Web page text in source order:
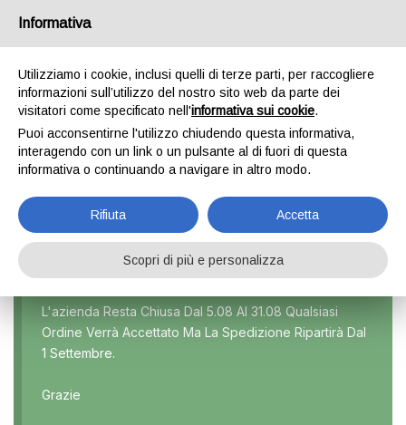
TUAREG
Home Prodotto Modello Tuareg
Marca
Modello
L'azienda Resta Chiusa Dal 5.08 Al 31.08 Qualsiasi
Ordine Verrà Accettato Ma La Spedizione Ripartirà Dal
1 Settembre.
Grazie
Informativa
Utilizziamo i cookie, inclusi quelli di terze parti, per raccogliere
informazioni sull’utilizzo del nostro sito web da parte dei
visitatori come specificato nell'informativa sui cookie.
Puoi acconsentirne l'utilizzo chiudendo questa informativa,
interagendo con un link o un pulsante al di fuori di questa
informativa o continuando a navigare in altro modo.
Rifiuta Accetta
Scopri di più e personalizza